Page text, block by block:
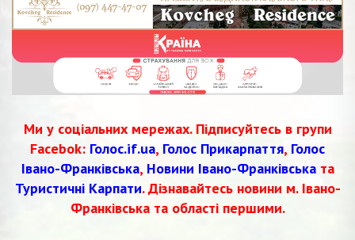
Ми у соціальних мережах. Підписуйтесь в групи
Facebok: Голос.if.ua, Голос Прикарпаття, Голос
Івано-Франківська, Новини Івано-Франківськата
Туристичні Карпати. Дізнавайтесь новини м. Івано-
Франківська та області першими.